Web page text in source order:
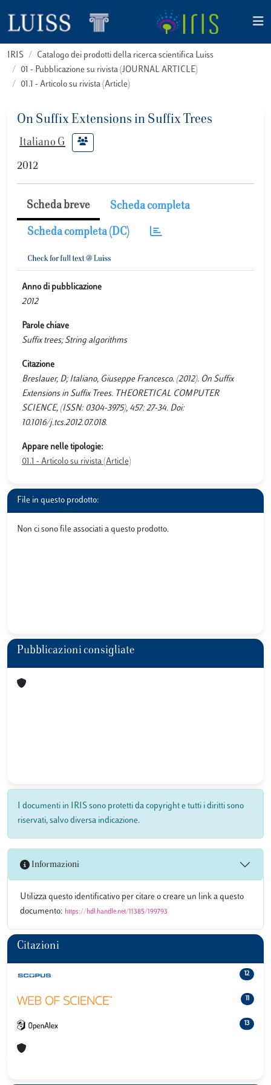
IRIS
Catalogo dei prodotti della ricerca scientifica Luiss
01 - Pubblicazione su rivista (JOURNAL ARTICLE)
01.1 - Articolo su rivista (Article)
On Suffix Extensions in Suffix Trees
Italiano G
2012
Scheda breve Scheda completa
Scheda completa (DC)
Anno di pubblicazione
2012
Parole chiave
Suffix trees; String algorithms
Citazione
Breslauer, D; Italiano, Giuseppe Francesco. (2012). On Suffix
Extensions in Suffix Trees. THEORETICAL COMPUTER
SCIENCE, (ISSN: 0304-3975), 457: 27-34. Doi:
10.1016/j.tcs.2012.07.018.
Appare nelle tipologie:
01.1 - Articolo su rivista (Article)
File in questo prodotto:
Non ci sono file associati a questo prodotto.
Pubblicazioni consigliate
I documenti in IRIS sono protetti da copyright e tutti i diritti sono
riservati, salvo diversa indicazione.
Informazioni
Utilizza questo identificativo per citare o creare un link a questo
documento: https://hdl.handle.net/11385/199793
Citazioni
12
11
13